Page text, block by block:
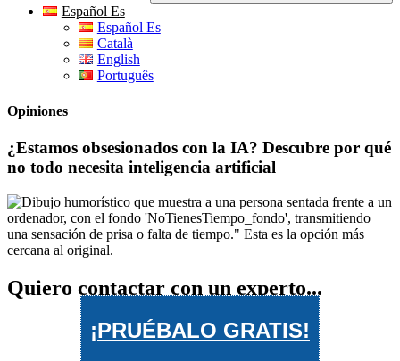
Español Es
Español Es
Català
English
Português
Opiniones
¿Estamos obsesionados con la IA? Descubre por qué
no todo necesita inteligencia artificial
Quiero contactar con un experto...
¡PRUÉBALO GRATIS!